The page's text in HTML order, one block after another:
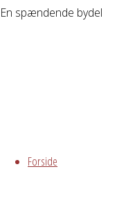
En spændende bydel
Forside